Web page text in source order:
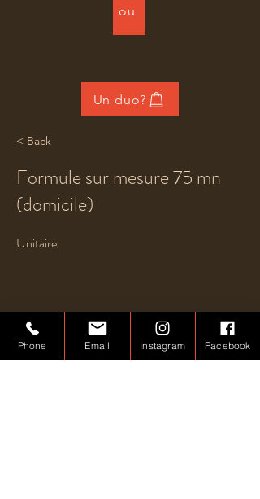
ou
Un duo?
< Back
Formule sur mesure 75 mn
(domicile)
Unitaire
Phone Email Instagram Facebook